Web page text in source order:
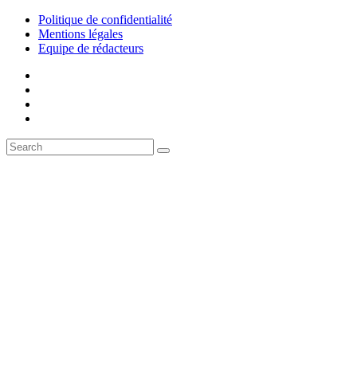
Politique de confidentialité
Mentions légales
Equipe de rédacteurs